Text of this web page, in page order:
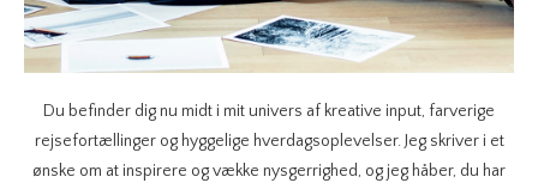
Du befinder dig nu midt i mit univers af kreative input, farverige
rejsefortællinger og hyggelige hverdagsoplevelser. Jeg skriver i et
ønske om at inspirere og vække nysgerrighed, og jeg håber, du har